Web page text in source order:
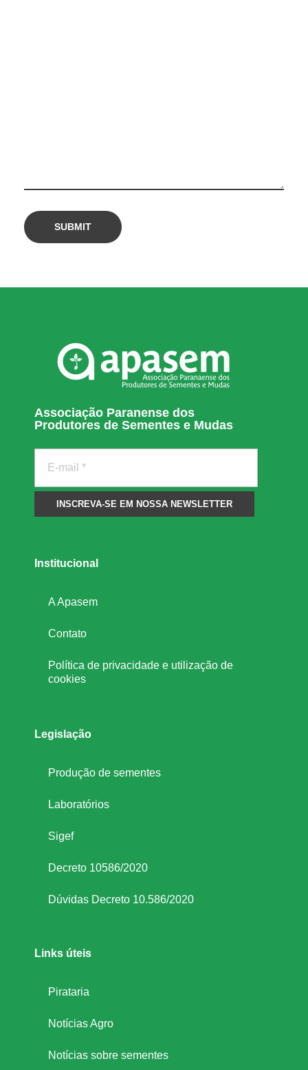
Associação Paranense dos
Produtores de Sementes e Mudas
Institucional
A Apasem
Contato
Política de privacidade e utilização de
cookies
Legislação
Produção de sementes
Laboratórios
Sigef
Decreto 10586/2020
Dúvidas Decreto 10.586/2020
Links úteis
Pirataria
Notícias Agro
Notícias sobre sementes